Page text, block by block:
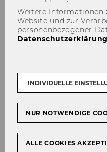
Was kann die
unserer
mitnehmen?
Weitere Informationen
Website und zur
personenbezogener
Datenschutzerklärung
INDIVIDUELLE
NUR NOTWENDIGE
ALLE COOKIES